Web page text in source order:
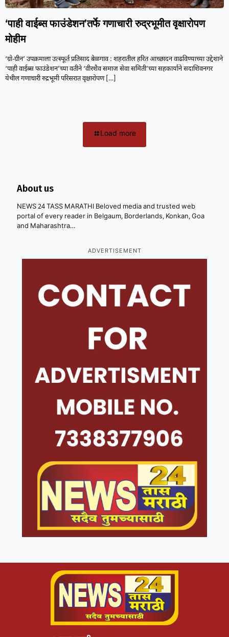
‘पाही वाईब्स फाउंडेशन’तर्फे गणाचारी रुद्रभूमीत वृक्षारोपण
मोहीम
‘ग्रो-ग्रीन’ उपक्रमाला उत्स्फूर्त प्रतिसाद बेळगाव : शहरातील हरित आच्छादन वाढविण्याच्या उद्देशाने
‘पाही वाईब्स फाउंडेशन’च्या वतीने ‘वीरशैव समाज सेवा समिती’च्या सहकार्याने सदाशिवनगर
येथील गणाचारी रुद्रभूमी परिसरात वृक्षारोपण[…]
Load more
About us
NEWS 24 TASS MARATHI Beloved media and trusted web
portal of every reader in Belgaum, Borderlands, Konkan, Goa
and Maharashtra…
ADVERTISEMENT